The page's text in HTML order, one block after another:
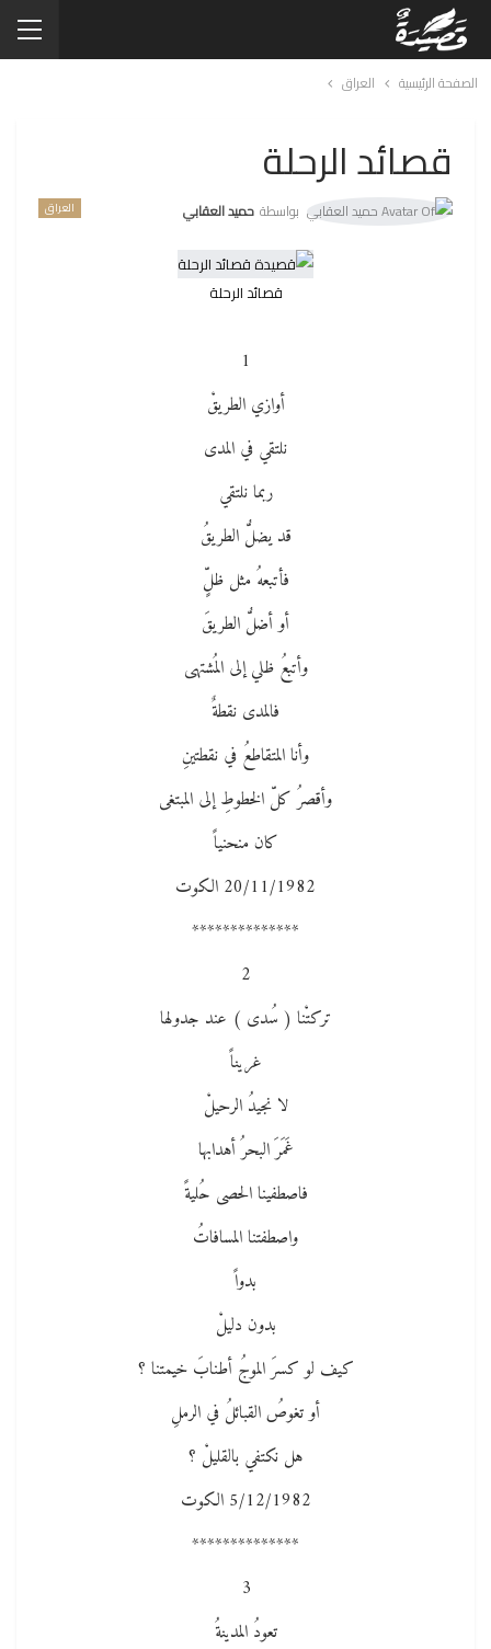
الصفحة الرئيسية العراق
قصائد الرحلة
العراق بواسطة حميد العقابي
قصائد الرحلة
1
أوازي الطريقْ
نلتقي في المدى
ربما نلتقي
قد يضلُّ الطريقُ
فأتبعهُ مثل ظلٍّ
أو أضلُّ الطريقَ
وأتبعُ ظلي إلى المُشتهى
فالمدى نقطةٌ
وأنا المتقاطعُ في نقطتينِ
وأقصرُ كلّ الخطوطِ إلى المبتغى
كان منحنياً
20/11/1982 الكوت
**************
2
تركتْنا ( سُدى ) عند جدولها
غريناً
لا نجيدُ الرحيلْ
غَمَرَ البحرُ أهدابها
فاصطفينا الحصى حُليةً
واصطفتنا المسافاتُ
بدواً
بدون دليلْ
كيف لو كسرَ الموجُ أطنابَ خيمتنا ؟
أو تغوصُ القبائلُ في الرملِ
هل نكتفي بالقليلْ ؟
5/12/1982 الكوت
**************
3
تعودُ المدينةُ